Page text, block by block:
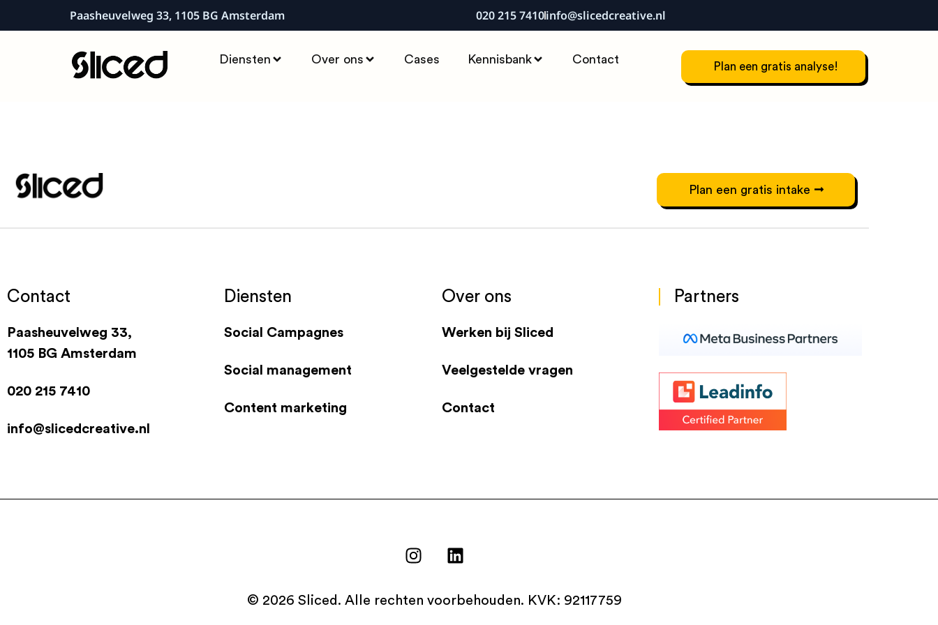
Paasheuvelweg 33, 1105 BG Amsterdam 020 215 7410info@slicedcreative.nl
Diensten Over ons Cases Kennisbank Contact
Plan een gratis analyse!
Plan een gratis intake
Contact
Paasheuvelweg 33,
1105 BG Amsterdam
020 215 7410
info@slicedcreative.nl
Diensten
Social Campagnes
Social management
Content marketing
Over ons
Werken bij Sliced
Veelgestelde vragen
Contact
Partners
© 2026 Sliced. Alle rechten voorbehouden. KVK: 92117759